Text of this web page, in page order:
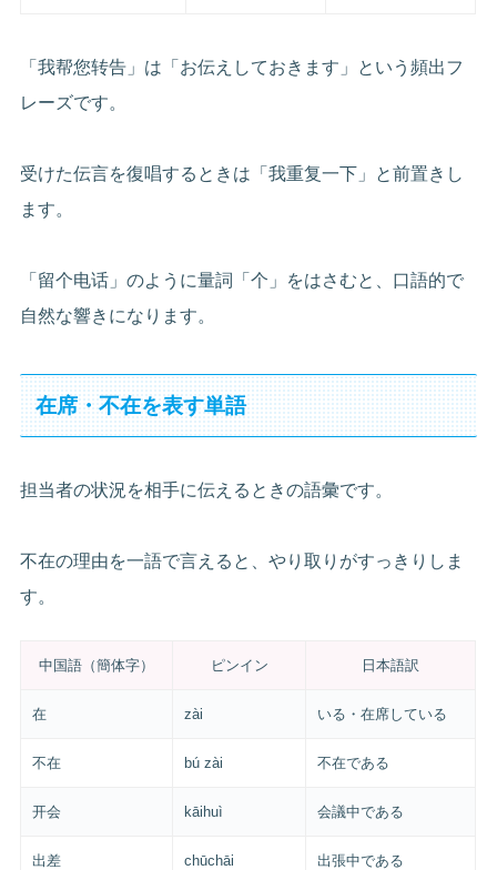
「我帮您转告」は「お伝えしておきます」という頻出フ
レーズです。
受けた伝言を復唱するときは「我重复一下」と前置きし
ます。
「留个电话」のように量詞「个」をはさむと、口語的で
自然な響きになります。
在席・不在を表す単語
担当者の状況を相手に伝えるときの語彙です。
不在の理由を一語で言えると、やり取りがすっきりしま
す。
中国語（簡体字） ピンイン 日本語訳
在 zài いる・在席している
不在 bú zài 不在である
开会 kāihuì 会議中である
出差 chūchāi 出張中である